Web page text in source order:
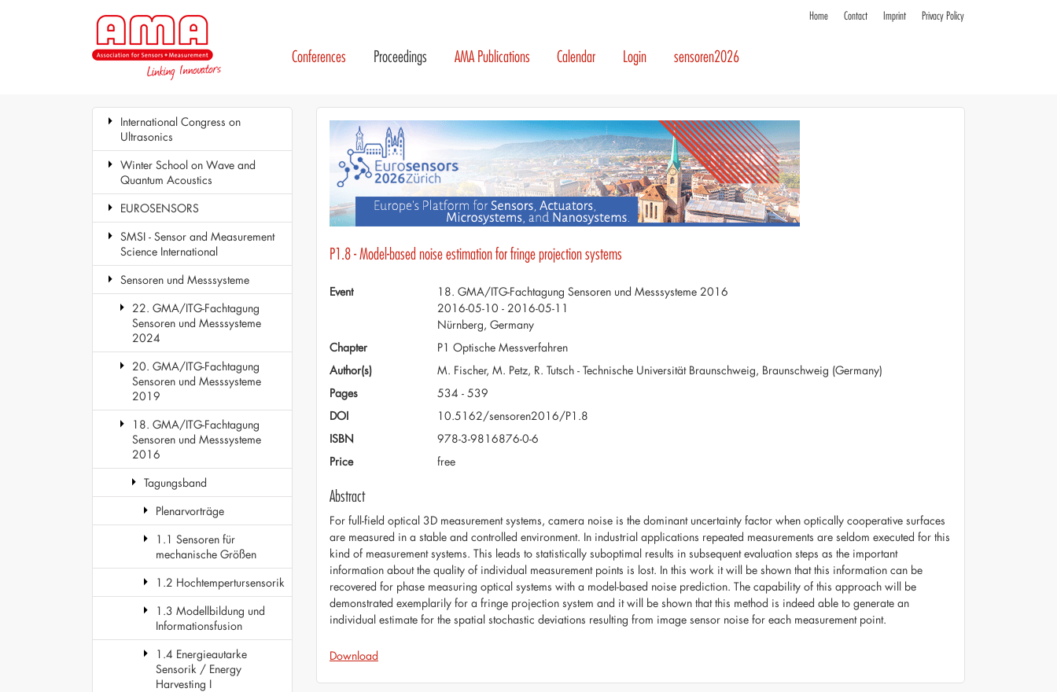
Home Contact Imprint Privacy Policy
Conferences Proceedings AMA Publications Calendar Login sensoren2026
International Congress on
Ultrasonics
Winter School on Wave and
Quantum Acoustics
EUROSENSORS
SMSI - Sensor and Measurement
Science International
Sensoren und Messsysteme
22. GMA/ITG-Fachtagung
Sensoren und Messsysteme
2024
20. GMA/ITG-Fachtagung
Sensoren und Messsysteme
2019
18. GMA/ITG-Fachtagung
Sensoren und Messsysteme
2016
Tagungsband
Plenarvorträge
1.1 Sensoren für
mechanische Größen
1.2 Hochtempertursensorik
1.3 Modellbildung und
Informationsfusion
1.4 Energieautarke
Sensorik / Energy
Harvesting I
P1.8 - Model-based noise estimation for fringe projection systems
Event
18. GMA/ITG-Fachtagung Sensoren und Messsysteme 2016
2016-05-10 - 2016-05-11
Nürnberg, Germany
Chapter
P1 Optische Messverfahren
Author(s)
M. Fischer, M. Petz, R. Tutsch - Technische Universität Braunschweig, Braunschweig (Germany)
Pages
534 - 539
DOI
10.5162/sensoren2016/P1.8
ISBN
978-3-9816876-0-6
Price
free
Abstract
For full-field optical 3D measurement systems, camera noise is the dominant uncertainty factor when optically cooperative surfaces
are measured in a stable and controlled environment. In industrial applications repeated measurements are seldom executed for this
kind of measurement systems. This leads to statistically suboptimal results in subsequent evaluation steps as the important
information about the quality of individual measurement points is lost. In this work it will be shown that this information can be
recovered for phase measuring optical systems with a model-based noise prediction. The capability of this approach will be
demonstrated exemplarily for a fringe projection system and it will be shown that this method is indeed able to generate an
individual estimate for the spatial stochastic deviations resulting from image sensor noise for each measurement point.
Download